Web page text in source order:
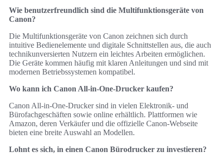
Wie benutzerfreundlich sind die Multifunktionsgeräte von
Canon?
Die Multifunktionsgeräte von Canon zeichnen sich durch
intuitive Bedienelemente und digitale Schnittstellen aus, die auch
technikunversierten Nutzern ein leichtes Arbeiten ermöglichen.
Die Geräte kommen häufig mit klaren Anleitungen und sind mit
modernen Betriebssystemen kompatibel.
Wo kann ich Canon All-in-One-Drucker kaufen?
Canon All-in-One-Drucker sind in vielen Elektronik- und
Bürofachgeschäften sowie online erhältlich. Plattformen wie
Amazon, deren Verkäufer und die offizielle Canon-Webseite
bieten eine breite Auswahl an Modellen.
Lohnt es sich, in einen Canon Bürodrucker zu investieren?